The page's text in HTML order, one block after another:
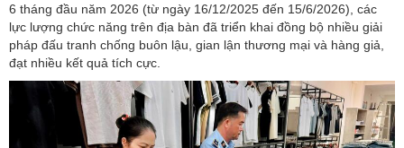
6 tháng đầu năm 2026 (từ ngày 16/12/2025 đến 15/6/2026), các
lực lượng chức năng trên địa bàn đã triển khai đồng bộ nhiều giải
pháp đấu tranh chống buôn lậu, gian lận thương mại và hàng giả,
đạt nhiều kết quả tích cực.